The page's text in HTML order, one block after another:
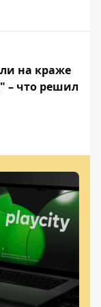
на краже
– что решил